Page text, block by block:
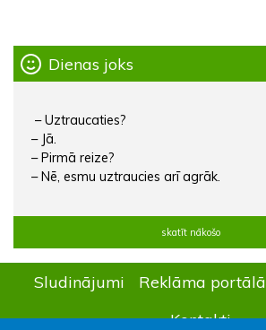
Dienas joks
– Uztraucaties?
– Jā.
– Pirmā reize?
– Nē, esmu uztraucies arī agrāk.
skatīt nākošo
Sludinājumi Reklāma portālā
Kontakti